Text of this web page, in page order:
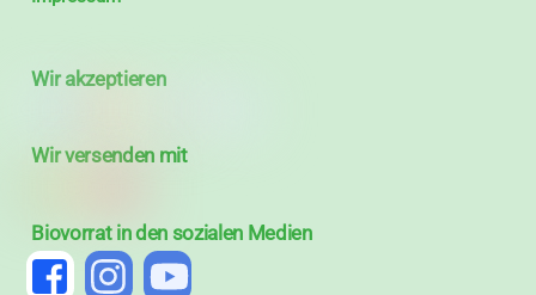
Wir akzeptieren
Wir versenden mit
Biovorrat in den sozialen Medien